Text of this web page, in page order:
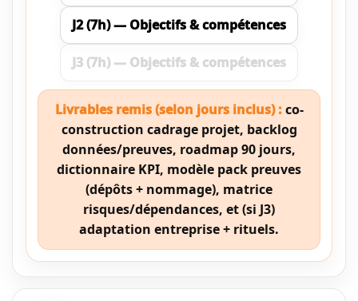
J2 (7h) — Objectifs & compétences
J3 (7h) — Objectifs & compétences
Livrables remis (selon jours inclus) :co-
construction cadrage projet, backlog
données/preuves, roadmap 90 jours,
dictionnaire KPI, modèle pack preuves
(dépôts + nommage), matrice
risques/dépendances, et (si J3)
adaptation entreprise + rituels.